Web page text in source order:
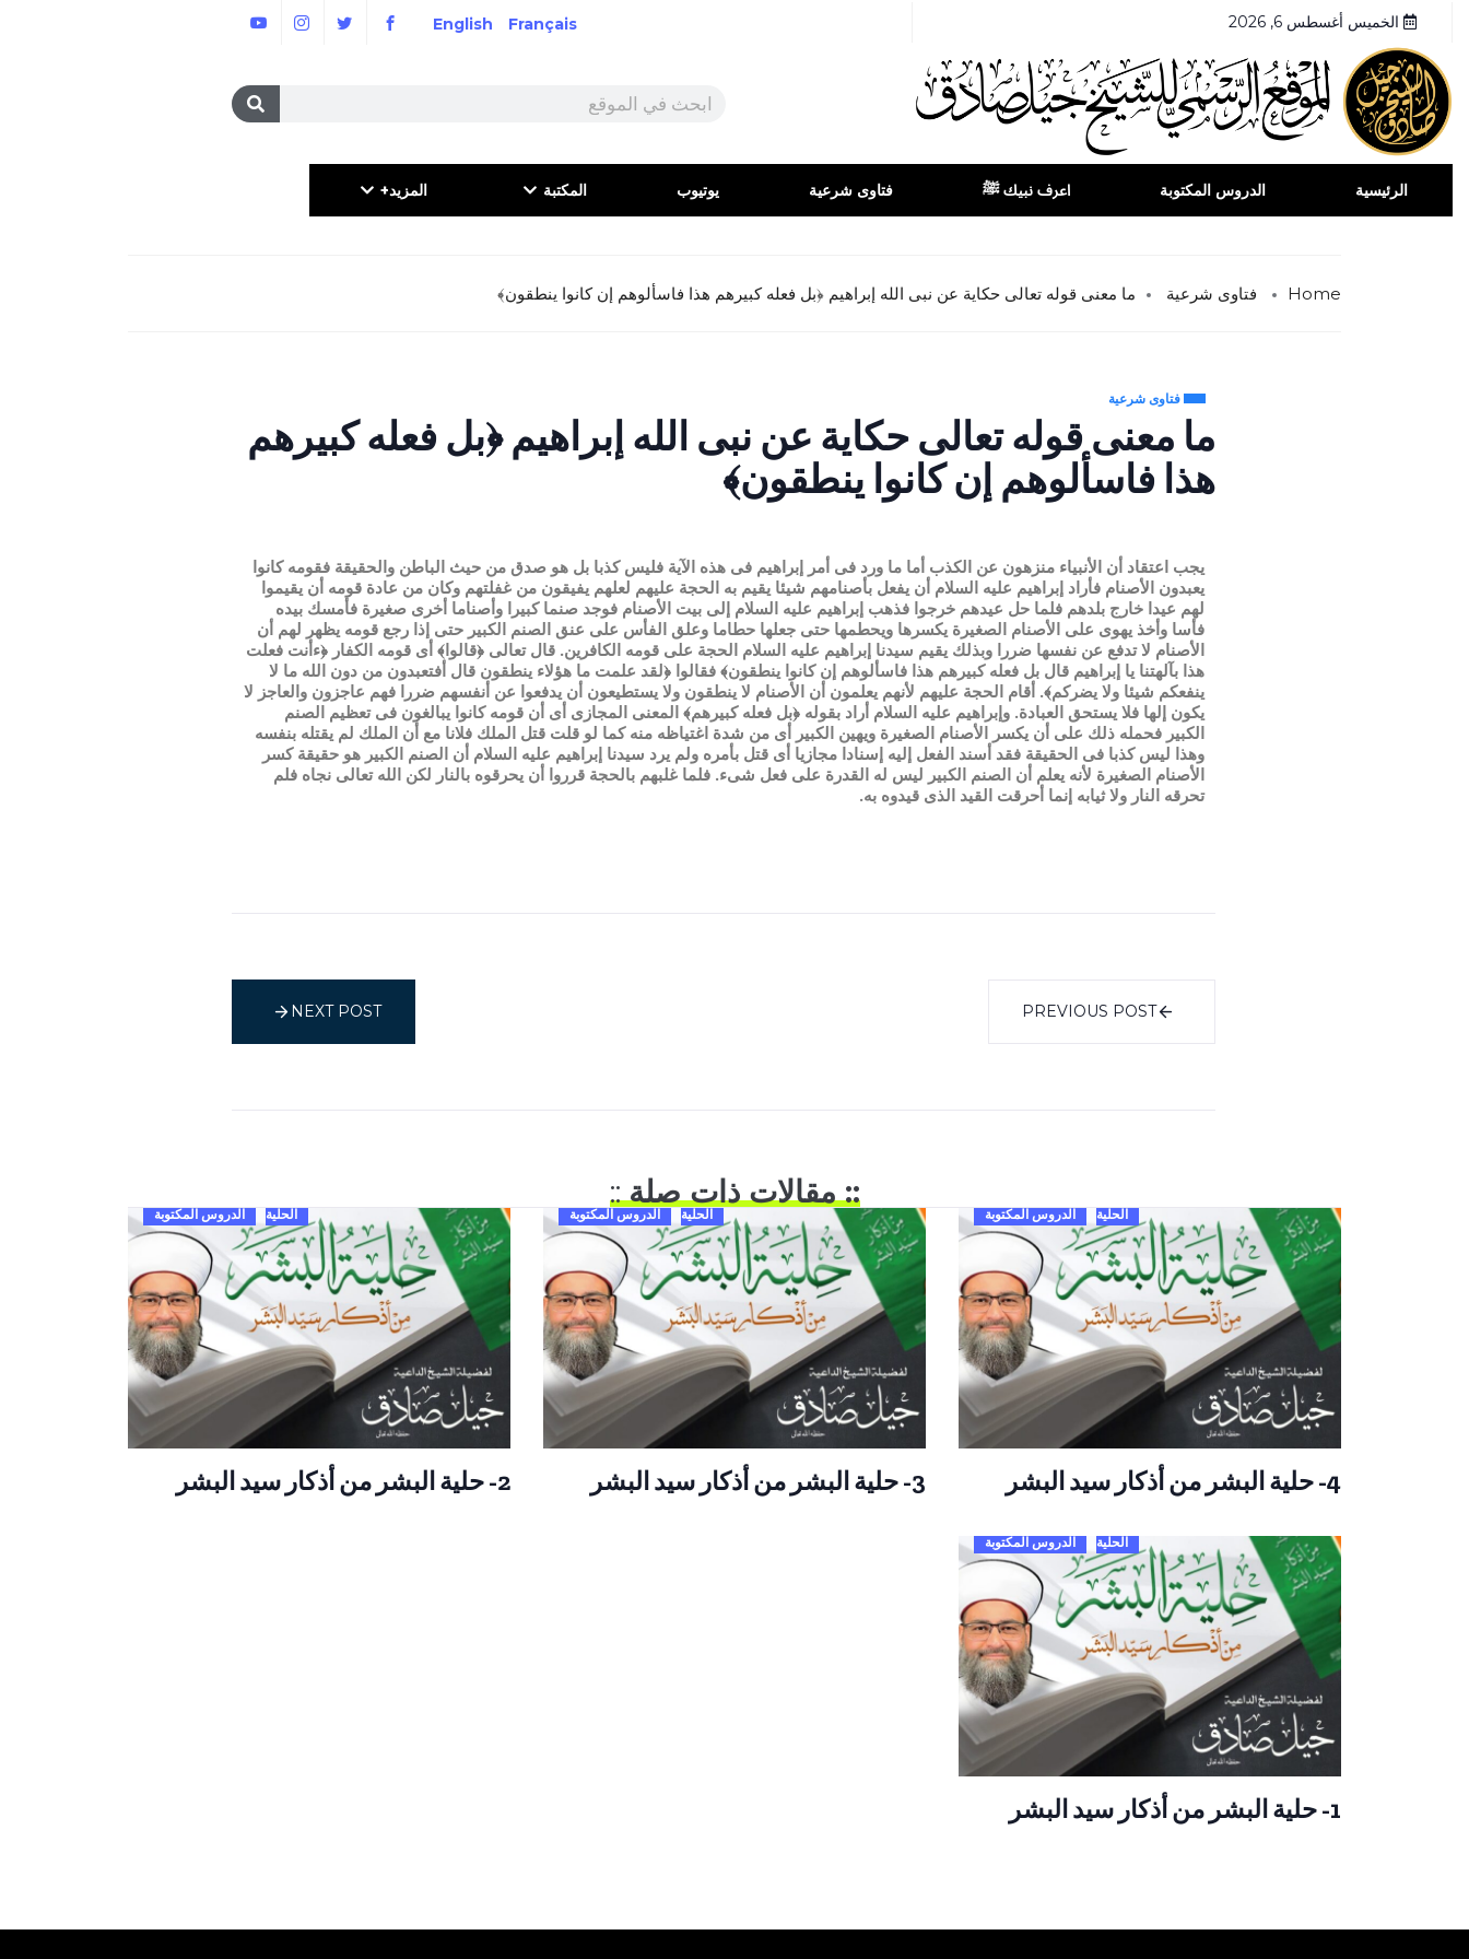
الخميس أغسطس 6, 2026 Français
English
الرئيسية الدروس المكتوبة اعرف نبيك ﷺ فتاوى شرعية يوتيوب المكتبة المزيد+
Home فتاوى شرعية ما معنى قوله تعالى حكاية عن نبى الله إبراهيم ﴿بل فعله كبيرهم هذا فاسألوهم إن كانوا ينطقون﴾
فتاوى شرعية
ما معنى قوله تعالى حكاية عن نبى الله إبراهيم ﴿بل فعله كبيرهم
هذا فاسألوهم إن كانوا ينطقون﴾
يجب اعتقاد أن الأنبياء منزهون عن الكذب أما ما ورد فى أمر إبراهيم فى هذه الآية فليس كذبا بل هو صدق من حيث الباطن والحقيقة فقومه كانوا
يعبدون الأصنام فأراد إبراهيم عليه السلام أن يفعل بأصنامهم شيئا يقيم به الحجة عليهم لعلهم يفيقون من غفلتهم وكان من عادة قومه أن يقيموا
لهم عيدا خارج بلدهم فلما حل عيدهم خرجوا فذهب إبراهيم عليه السلام إلى بيت الأصنام فوجد صنما كبيرا وأصناما أخرى صغيرة فأمسك بيده
فأسا وأخذ يهوى على الأصنام الصغيرة يكسرها ويحطمها حتى جعلها حطاما وعلق الفأس على عنق الصنم الكبير حتى إذا رجع قومه يظهر لهم أن
الأصنام لا تدفع عن نفسها ضررا وبذلك يقيم سيدنا إبراهيم عليه السلام الحجة على قومه الكافرين. قال تعالى ﴿قالوا﴾ أى قومه الكفار ﴿ءأنت فعلت
هذا بآلهتنا يا إبراهيم قال بل فعله كبيرهم هذا فاسألوهم إن كانوا ينطقون﴾ فقالوا ﴿لقد علمت ما هؤلاء ينطقون قال أفتعبدون من دون الله ما لا
ينفعكم شيئا ولا يضركم﴾. أقام الحجة عليهم لأنهم يعلمون أن الأصنام لا ينطقون ولا يستطيعون أن يدفعوا عن أنفسهم ضررا فهم عاجزون والعاجز لا
يكون إلها فلا يستحق العبادة. وإبراهيم عليه السلام أراد بقوله ﴿بل فعله كبيرهم﴾ المعنى المجازى أى أن قومه كانوا يبالغون فى تعظيم الصنم
الكبير فحمله ذلك على أن يكسر الأصنام الصغيرة ويهين الكبير أى من شدة اغتياظه منه كما لو قلت قتل الملك فلانا مع أن الملك لم يقتله بنفسه
وهذا ليس كذبا فى الحقيقة فقد أسند الفعل إليه إسنادا مجازيا أى قتل بأمره ولم يرد سيدنا إبراهيم عليه السلام أن الصنم الكبير هو حقيقة كسر
الأصنام الصغيرة لأنه يعلم أن الصنم الكبير ليس له القدرة على فعل شىء. فلما غلبهم بالحجة قرروا أن يحرقوه بالنار لكن الله تعالى نجاه فلم
تحرقه النار ولا ثيابه إنما أحرقت القيد الذى قيدوه به.
PREVIOUS POST
NEXT POST
:: مقالات ذات صلة::
الحلية الدروس المكتوبة
4- حلية البشر من أذكار سيد البشر
الحلية الدروس المكتوبة
3- حلية البشر من أذكار سيد البشر
الحلية الدروس المكتوبة
2- حلية البشر من أذكار سيد البشر
الحلية الدروس المكتوبة
1- حلية البشر من أذكار سيد البشر